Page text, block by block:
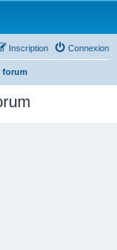
Connexion
Inscription
forum